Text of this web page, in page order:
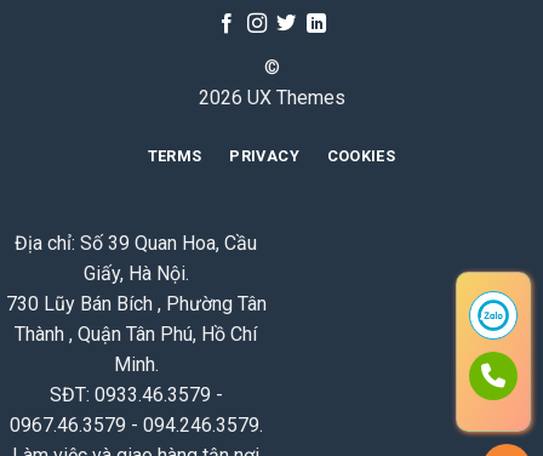
©
2026 UX Themes
TERMS PRIVACY COOKIES
Địa chỉ: Số 39 Quan Hoa, Cầu
Giấy, Hà Nội.
730 Lũy Bán Bích , Phường Tân
Thành , Quận Tân Phú, Hồ Chí
Minh.
SĐT: 0933.46.3579 -
0967.46.3579 - 094.246.3579.